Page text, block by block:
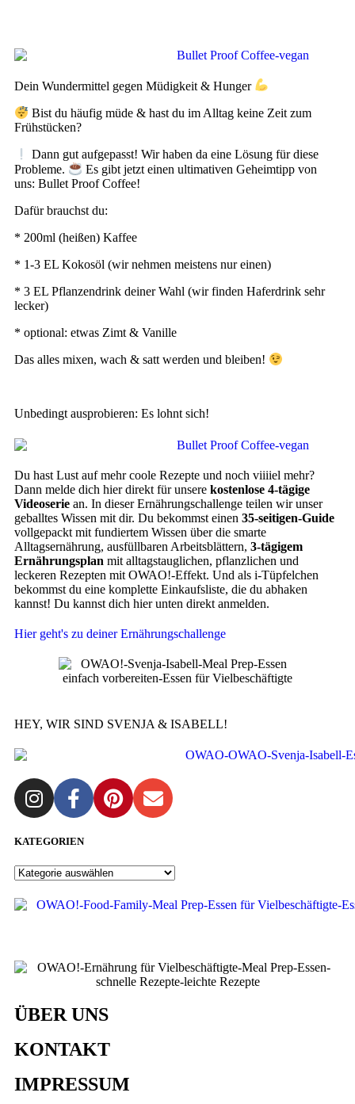
Dein Wundermittel gegen Müdigkeit & Hunger
Bist du häufig müde & hast du im Alltag keine Zeit zum
Frühstücken?
Dann gut aufgepasst! Wir haben da eine Lösung für diese
Probleme.
Es gibt jetzt einen ultimativen Geheimtipp von
uns: Bullet Proof Coffee!
Dafür brauchst du:
* 200ml (heißen) Kaffee
* 1-3 EL Kokosöl (wir nehmen meistens nur einen)
* 3 EL Pflanzendrink deiner Wahl (wir finden Haferdrink sehr
lecker)
* optional: etwas Zimt & Vanille
Das alles mixen, wach & satt werden und bleiben!
Unbedingt ausprobieren: Es lohnt sich!
Du hast Lust auf mehr coole Rezepte und noch viiiiel mehr?
Dann melde dich hier direkt für unsere kostenlose 4-tägige
Videoserie an. In dieser Ernährungschallenge teilen wir unser
geballtes Wissen mit dir. Du bekommst einen 35-seitigen-Guide
vollgepackt mit fundiertem Wissen über die smarte
Alltagsernährung, ausfüllbaren Arbeitsblättern, 3-tägigem
Ernährungsplan mit alltagstauglichen, pflanzlichen und
leckeren Rezepten mit OWAO!-Effekt. Und als i-Tüpfelchen
bekommst du eine komplette Einkaufsliste, die du abhaken
kannst! ⁣⁣⁣ Du kannst dich hier unten direkt anmelden.
Hier geht's zu deiner Ernährungschallenge
HEY, WIR SIND SVENJA & ISABELL!​
KATEGORIEN
ÜBER UNS
KONTAKT
IMPRESSUM